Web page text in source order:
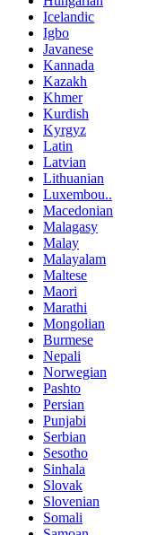
Icelandic
Igbo
Javanese
Kannada
Kazakh
Khmer
Kurdish
Kyrgyz
Latin
Latvian
Lithuanian
Luxembou..
Macedonian
Malagasy
Malay
Malayalam
Maltese
Maori
Marathi
Mongolian
Burmese
Nepali
Norwegian
Pashto
Persian
Punjabi
Serbian
Sesotho
Sinhala
Slovak
Slovenian
Somali